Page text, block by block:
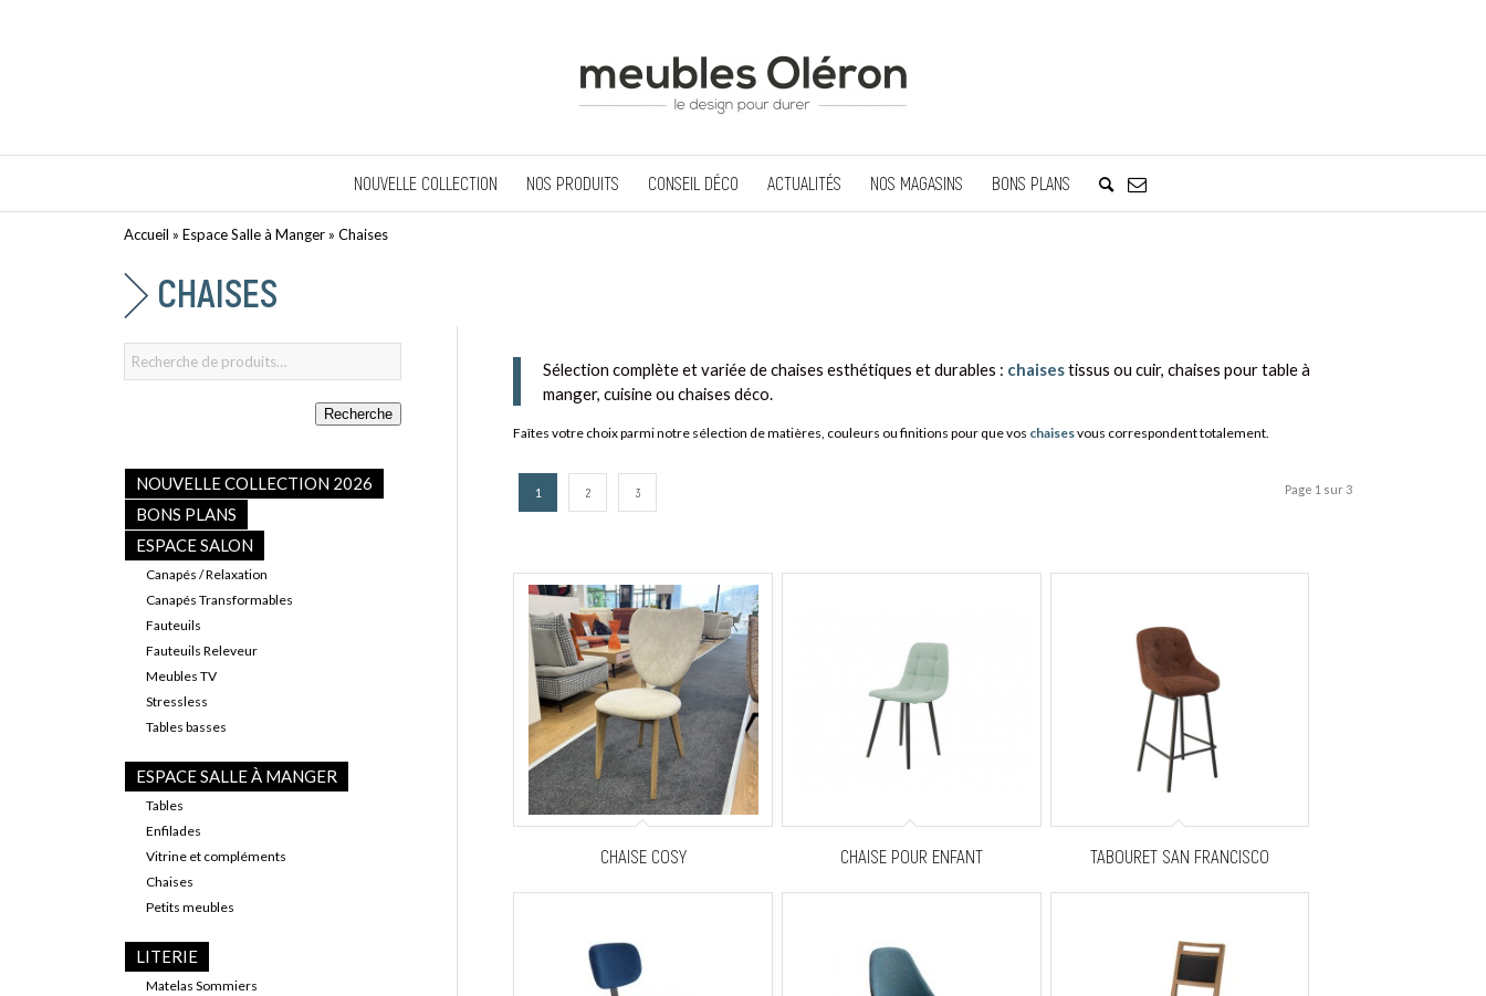
NOUVELLE COLLECTION NOS PRODUITS CONSEIL DÉCO ACTUALITÉS NOS MAGASINS BONS PLANS
Accueil » Espace Salle à Manger » Chaises
CHAISES
Sélection complète et variée de chaises esthétiques et durables : chaisestissus ou cuir, chaises pour table à
manger, cuisine ou chaises déco.
Faîtes votre choix parmi notre sélection de matières, couleurs ou finitions pour que vos chaisesvous correspondent totalement.
Page 1 sur 3
1 2 3
CHAISE COSY CHAISE POUR ENFANT TABOURET SAN FRANCISCO
Recherche
NOUVELLE COLLECTION 2026
BONS PLANS
ESPACE SALON
Canapés / Relaxation
Canapés Transformables
Fauteuils
Fauteuils Releveur
Meubles TV
Stressless
Tables basses
ESPACE SALLE À MANGER
Tables
Enfilades
Vitrine et compléments
Chaises
Petits meubles
LITERIE
Matelas Sommiers